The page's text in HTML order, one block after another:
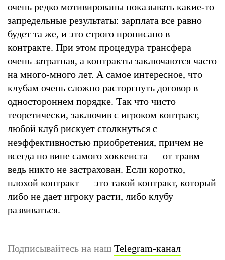
очень редко мотивированы показывать какие-то
запредельные результаты: зарплата все равно
будет та же, и это строго прописано в
контракте. При этом процедура трансфера
очень затратная, а контракты заключаются часто
на много-много лет. А самое интересное, что
клубам очень сложно расторгнуть договор в
одностороннем порядке. Так что чисто
теоретически, заключив с игроком контракт,
любой клуб рискует столкнуться с
неэффективностью приобретения, причем не
всегда по вине самого хоккеиста — от травм
ведь никто не застрахован. Если коротко,
плохой контракт — это такой контракт, который
либо не дает игроку расти, либо клубу
развиваться.
Подписывайтесь на наш Telegram-канал